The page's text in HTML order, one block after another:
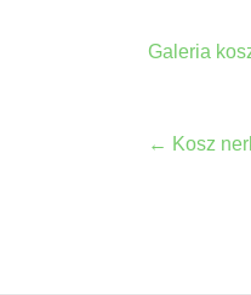
Galeria
← Kosz